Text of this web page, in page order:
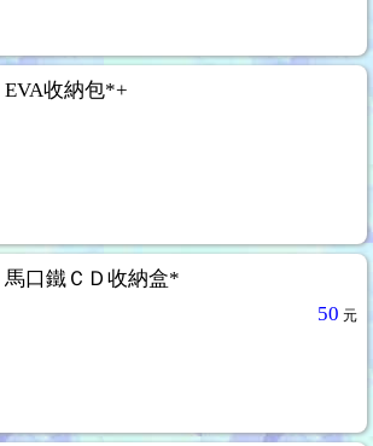
EVA收納包*+
馬口鐵ＣＤ收納盒*
50 元